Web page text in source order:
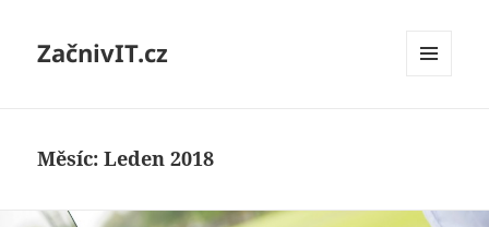
ZačnivIT.cz
Měsíc:Leden 2018